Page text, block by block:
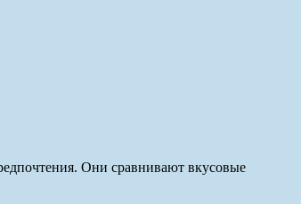
Они сравнивают вкусовые